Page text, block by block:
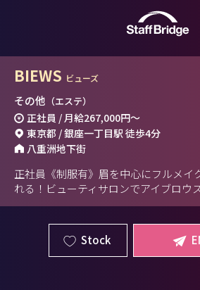
BIEWS ビューズ
その他 （エステ）
正社員 / 月給267,000円～
東京都 / 銀座一丁目駅 徒歩4分
八重洲地下街
正社員《制服有》眉を中心にフルメイ
れる！ビューティサロンでアイブロウ
Stock